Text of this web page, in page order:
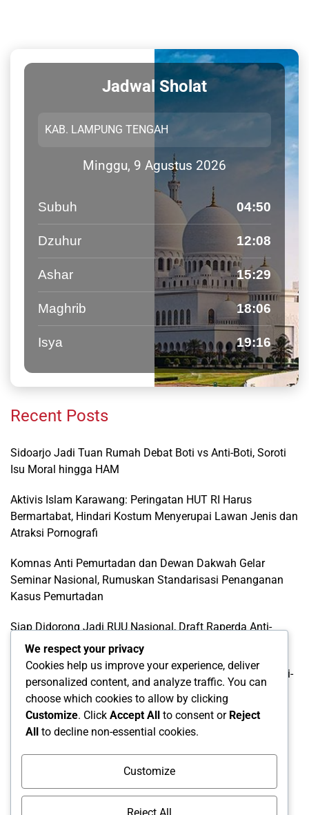
Jadwal Sholat
Minggu, 9 Agustus 2026
Subuh 04:50
Dzuhur 12:08
Ashar 15:29
Maghrib 18:06
Isya 19:16
Recent Posts
Sidoarjo Jadi Tuan Rumah Debat Boti vs Anti-Boti, Soroti
Isu Moral hingga HAM
Aktivis Islam Karawang: Peringatan HUT RI Harus
Bermartabat, Hindari Kostum Menyerupai Lawan Jenis dan
Atraksi Pornografi
Komnas Anti Pemurtadan dan Dewan Dakwah Gelar
Seminar Nasional, Rumuskan Standarisasi Penanganan
Kasus Pemurtadan
Siap Didorong Jadi RUU Nasional, Draft Raperda Anti-
LGBTQ+ Karawang Diterima Ust. Roinul Balad
Wujud Kontribusi Karawang: Cetuskan Draft Raperda Anti-
L68TQ+ Hingga Tingkat Pusat
Categories
We respect your privacy
Cookies help us improve your experience, deliver
personalized content, and analyze traffic. You can
choose which cookies to allow by clicking
Customize. Click Accept All to consent or Reject
All to decline non-essential cookies.
Customize